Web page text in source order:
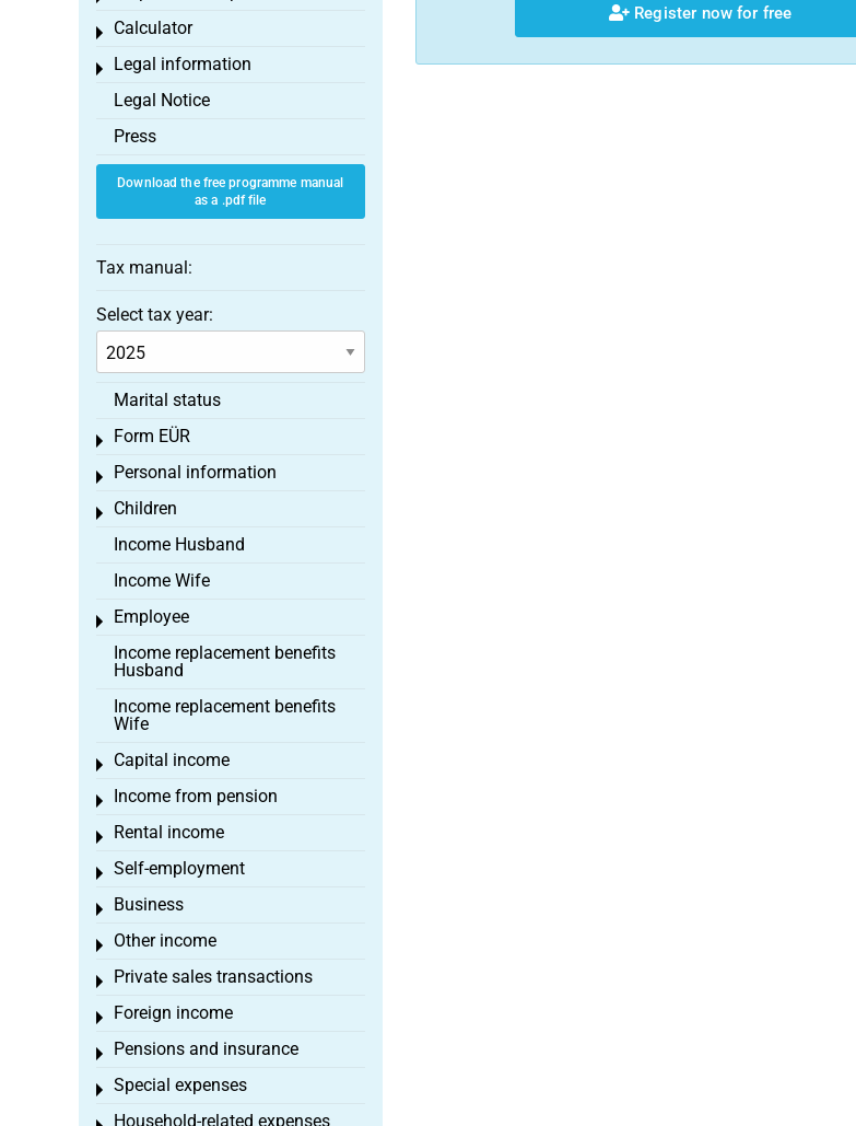
Register now for free
Calculator
Toggle menu
Legal information
Toggle menu
Legal Notice
Press
Download the free programme manual
as a .pdf file
Tax manual:
Select tax year:
Marital status
Form EÜR
Toggle menu
Personal information
Toggle menu
Children
Toggle menu
Income Husband
Income Wife
Employee
Toggle menu
Income replacement benefits
Husband
Income replacement benefits
Wife
Capital income
Toggle menu
Income from pension
Toggle menu
Rental income
Toggle menu
Self-employment
Toggle menu
Business
Toggle menu
Other income
Toggle menu
Private sales transactions
Toggle menu
Foreign income
Toggle menu
Pensions and insurance
Toggle menu
Special expenses
Toggle menu
Household-related expenses